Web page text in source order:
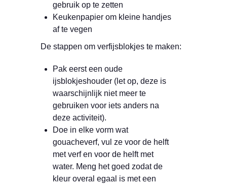
gebruik op te zetten
Keukenpapier om kleine handjes
af te vegen
De stappen om verfijsblokjes te maken:
Pak eerst een oude
ijsblokjeshouder (let op, deze is
waarschijnlijk niet meer te
gebruiken voor iets anders na
deze activiteit).
Doe in elke vorm wat
gouacheverf, vul ze voor de helft
met verf en voor de helft met
water. Meng het goed zodat de
kleur overal egaal is met een